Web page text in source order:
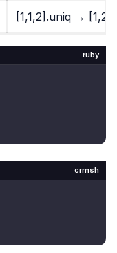
[1,1,2].uniq → [1,2]
ruby
crmsh